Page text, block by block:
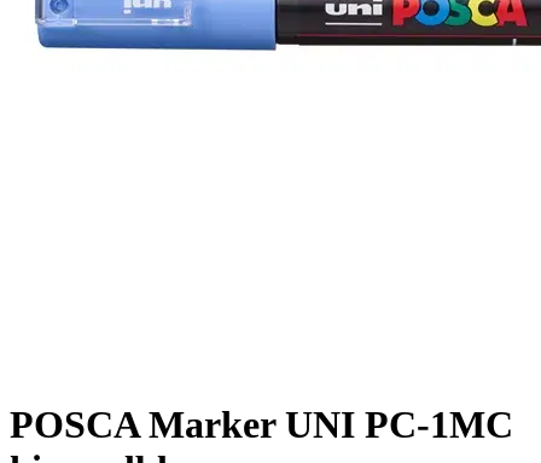
POSCA Marker UNI PC-1MC